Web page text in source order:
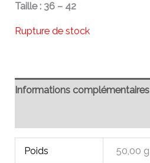
Taille : 36 – 42
Rupture de stock
Informations complémentaires
Poids 50,00 g